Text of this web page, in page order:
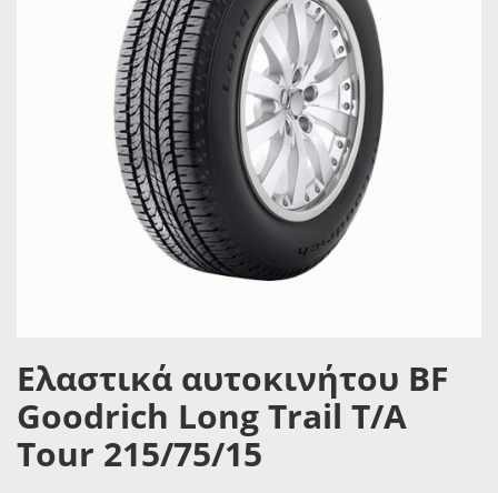
Ελαστικά αυτοκινήτου BF
Goodrich Long Trail T/A
Tour 215/75/15